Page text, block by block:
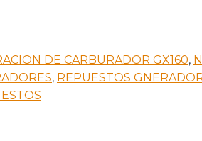
DE CARBURADOR GX160,
, REPUESTOS